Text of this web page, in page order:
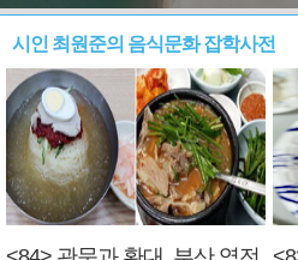
시인 최원준의 음식문화 잡학사전